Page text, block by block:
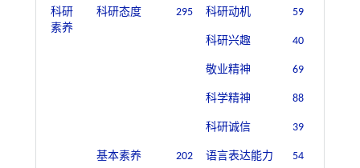
科研
素养
科研态度 295 科研动机 59
科研兴趣 40
敬业精神 69
科学精神 88
科研诚信 39
基本素养 202 语言表达能力 54